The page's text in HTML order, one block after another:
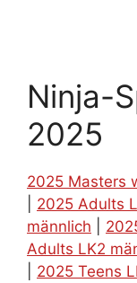
Ninja-
2025
2025 Masters
2025 Adults
männlich
Adults LK2
2025 Teens